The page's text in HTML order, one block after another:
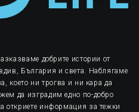
добрите истории от
България и света. Наблягаме
което ни трогва и ни кара да
да изградим едно по-добро
откриете информация за тежки